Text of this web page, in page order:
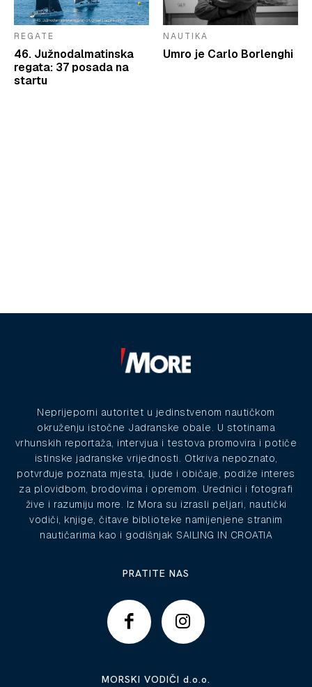
REGATE
46. Južnodalmatinska
regata: 37 posada na
startu
NAUTIKA
Umro je Carlo Borlenghi
Neprijeporni autoritet u jedinstvenom nautičkom
okruženju istočne Jadranske obale. U stotinama
vrhunskih reportaža, intervjua i testova promovira i potiče
istinske jadranske vrijednosti. Otkriva nepoznato,
potvrđuje poznata mjesta, ljude i običaje, podiže interes
za plovidbom, brodovima i opremom. Urednici i fotografi
žive i razumiju more. Iz Mora su izrasli peljari, nautički
vodiči, knjige, čitave biblioteke namijenjene stranim
nautičarima kao i godišnjak SAILING IN CROATIA
PRATITE NAS
MORSKI VODIČI d.o.o.